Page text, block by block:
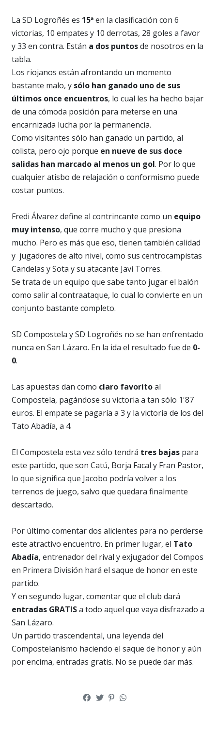
La SD Logroñés es 15ªen la clasificación con 6
victorias, 10 empates y 10 derrotas, 28 goles a favor
y 33 en contra. Están a dos puntosde nosotros en la
tabla.
Los riojanos están afrontando un momento
bastante malo, y sólo han ganado uno de sus
últimos once encuentros, lo cual les ha hecho bajar
de una cómoda posición para meterse en una
encarnizada lucha por la permanencia.
Como visitantes sólo han ganado un partido, al
colista, pero ojo porque en nueve de sus doce
salidas han marcado al menos un gol. Por lo que
cualquier atisbo de relajación o conformismo puede
costar puntos.
Fredi Álvarez define al contrincante como un equipo
muy intenso, que corre mucho y que presiona
mucho. Pero es más que eso, tienen también calidad
y jugadores de alto nivel, como sus centrocampistas
Candelas y Sota y su atacante Javi Torres.
Se trata de un equipo que sabe tanto jugar el balón
como salir al contraataque, lo cual lo convierte en un
conjunto bastante completo.
SD Compostela y SD Logroñés no se han enfrentado
nunca en San Lázaro. En la ida el resultado fue de 0-
0.
Las apuestas dan como claro favoritoal
Compostela, pagándose su victoria a tan sólo 1'87
euros. El empate se pagaría a 3 y la victoria de los del
Tato Abadía, a 4.
El Compostela esta vez sólo tendrá tres bajas para
este partido, que son Catú, Borja Facal y Fran Pastor,
lo que significa que Jacobo podría volver a los
terrenos de juego, salvo que quedara finalmente
descartado.
Por último comentar dos alicientes para no perderse
este atractivo encuentro. En primer lugar, el Tato
Abadía, entrenador del rival y exjugador del Compos
en Primera División hará el saque de honor en este
partido.
Y en segundo lugar, comentar que el club dará
entradas GRATISa todo aquel que vaya disfrazado a
San Lázaro.
Un partido trascendental, una leyenda del
Compostelanismo haciendo el saque de honor y aún
por encima, entradas gratis. No se puede dar más.